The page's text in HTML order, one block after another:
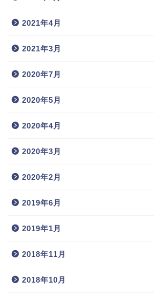
2021年4月
2021年3月
2020年7月
2020年5月
2020年4月
2020年3月
2020年2月
2019年6月
2019年1月
2018年11月
2018年10月